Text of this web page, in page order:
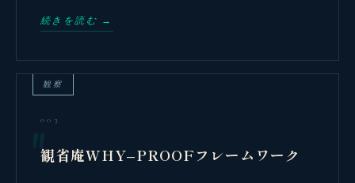
続きを読む →
観察
003
観省庵WHY–PROOFフレームワーク